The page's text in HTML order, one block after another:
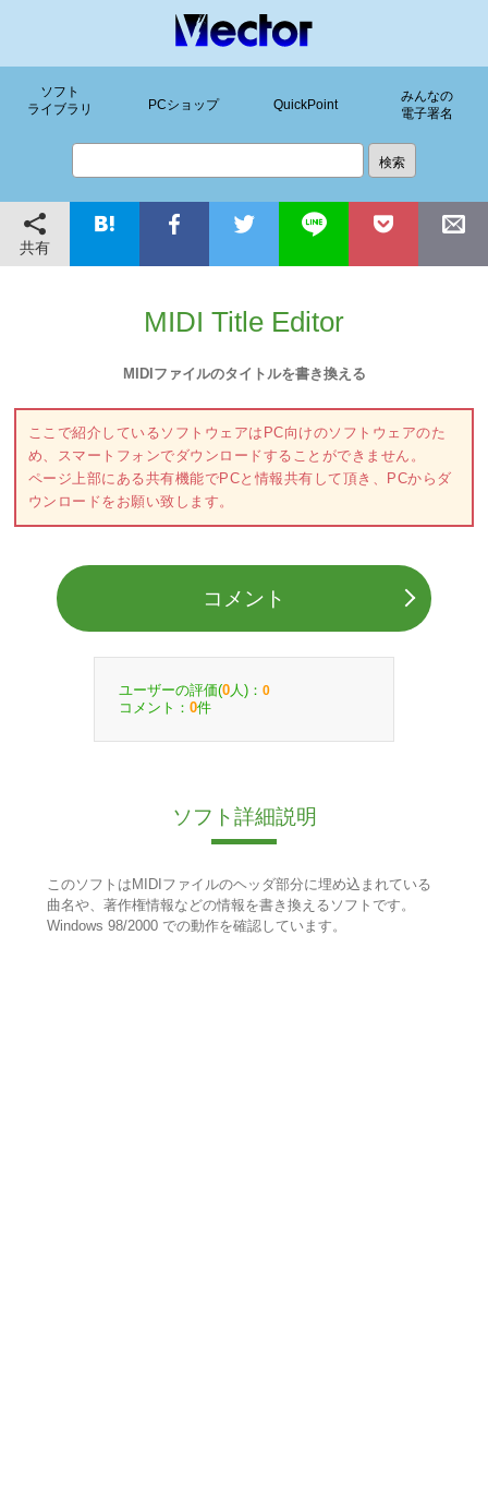
ソフト
ライブラリ
PCショップ QuickPoint
みんなの
電子署名
共有
MIDI Title Editor
MIDIファイルのタイトルを書き換える
ここで紹介しているソフトウェアはPC向けのソフトウェアのた
め、スマートフォンでダウンロードすることができません。
ページ上部にある共有機能でPCと情報共有して頂き、PCからダ
ウンロードをお願い致します。
コメント
ユーザーの評価(0 人)： 0
コメント： 0件
ソフト詳細説明
このソフトはMIDIファイルのヘッダ部分に埋め込まれている
曲名や、著作権情報などの情報を書き換えるソフトです。
Windows 98/2000 での動作を確認しています。